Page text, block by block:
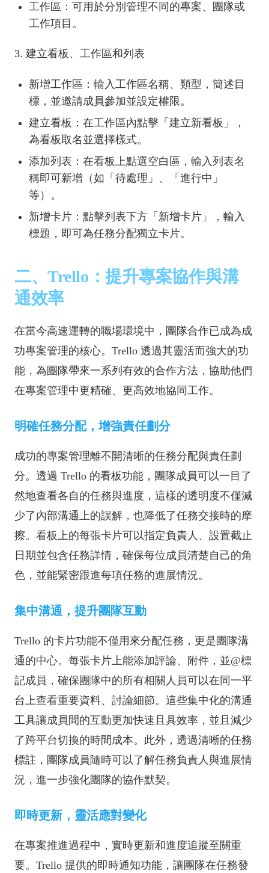
工作區：可用於分別管理不同的專案、團隊或
工作項目。
3. 建立看板、工作區和列表
新增工作區：輸入工作區名稱、類型，簡述目
標，並邀請成員參加並設定權限。
建立看板：在工作區內點擊「建立新看板」，
為看板取名並選擇樣式。
添加列表：在看板上點選空白區，輸入列表名
稱即可新增（如「待處理」、「進行中」
等）。
新增卡片：點擊列表下方「新增卡片」，輸入
標題，即可為任務分配獨立卡片。
二、Trello：提升專案協作與溝
通效率
在當今高速運轉的職場環境中，團隊合作已成為成
功專案管理的核心。Trello 透過其靈活而強大的功
能，為團隊帶來一系列有效的合作方法，協助他們
在專案管理中更精確、更高效地協同工作。
明確任務分配，增強責任劃分
成功的專案管理離不開清晰的任務分配與責任劃
分。透過 Trello 的看板功能，團隊成員可以一目了
然地查看各自的任務與進度，這樣的透明度不僅減
少了內部溝通上的誤解，也降低了任務交接時的摩
擦。看板上的每張卡片可以指定負責人、設置截止
日期並包含任務詳情，確保每位成員清楚自己的角
色，並能緊密跟進每項任務的進展情況。
集中溝通，提升團隊互動
Trello 的卡片功能不僅用來分配任務，更是團隊溝
通的中心。每張卡片上能添加評論、附件，並@標
記成員，確保團隊中的所有相關人員可以在同一平
台上查看重要資料、討論細節。這些集中化的溝通
工具讓成員間的互動更加快速且具效率，並且減少
了跨平台切換的時間成本。此外，透過清晰的任務
標註，團隊成員隨時可以了解任務負責人與進展情
況，進一步強化團隊的協作默契。
即時更新，靈活應對變化
在專案推進過程中，實時更新和進度追蹤至關重
要。Trello 提供的即時通知功能，讓團隊在任務發